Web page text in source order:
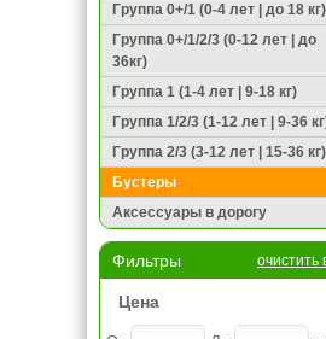
Группа 0+/1 (0-4 лет | до 18 кг)
Группа 0+/1/2/3 (0-12 лет | до
36кг)
Группа 1 (1-4 лет | 9-18 кг)
Группа 1/2/3 (1-12 лет | 9-36
Группа 2/3 (3-12 лет | 15-36 кг)
Бустеры
Аксессуары в дорогу
Фильтры очистить
Цена